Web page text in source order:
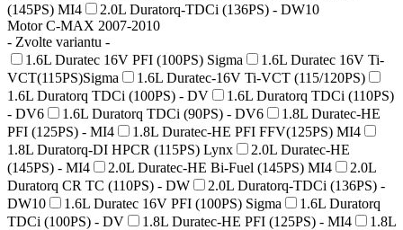
(145PS) MI4
2.0L Duratorq-TDCi (136PS) - DW10
Motor C-MAX 2007-2010
- Zvolte variantu -
1.6L Duratec 16V PFI (100PS) Sigma
1.6L Duratec 16V Ti-
VCT(115PS)Sigma
1.6L Duratec-16V Ti-VCT (115/120PS)
1.6L Duratorq TDCi (100PS) - DV
1.6L Duratorq TDCi (110PS)
- DV6
1.6L Duratorq TDCi (90PS) - DV6
1.8L Duratec-HE
PFI (125PS) - MI4
1.8L Duratec-HE PFI FFV(125PS) MI4
1.8L Duratorq-DI HPCR (115PS) Lynx
2.0L Duratec-HE
(145PS) - MI4
2.0L Duratec-HE Bi-Fuel (145PS) MI4
2.0L
Duratorq CR TC (110PS) - DW
2.0L Duratorq-TDCi (136PS) -
DW10
1.6L Duratec 16V PFI (100PS) Sigma
1.6L Duratorq
TDCi (100PS) - DV
1.8L Duratec-HE PFI (125PS) - MI4
1.8L